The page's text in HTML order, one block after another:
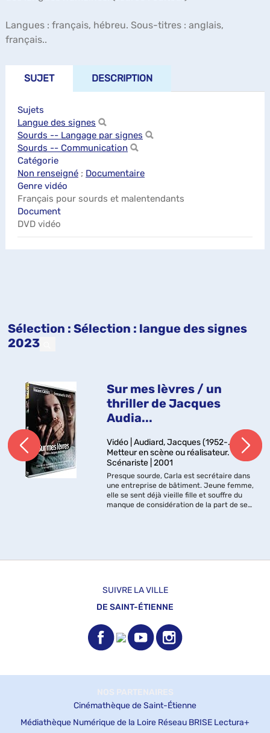
Langues : français, hébreu. Sous-titres : anglais,
français..
SUJET DESCRIPTION
Sujets
Langue des signes
Sourds -- Langage par signes
Sourds -- Communication
Catégorie
Non renseigné ; Documentaire
Genre vidéo
Français pour sourds et malentendants
Document
DVD vidéo
Sélection : Sélection : langue des signes
2023
Sur mes lèvres / un
thriller de Jacques
Audia...
Vidéo | Audiard, Jacques (1952-....).
Metteur en scène ou réalisateur.
Scénariste | 2001
Presque sourde, Carla est secrétaire dans
une entreprise de bâtiment. Jeune femme,
elle se sent déjà vieille fille et souffre du
manque de considération de la part de ses
SUIVRE LA VILLE
DE SAINT-ÉTIENNE
NOS PARTENAIRES
Cinémathèque de Saint-Étienne
Médiathèque Numérique de la Loire Réseau BRISE Lectura+